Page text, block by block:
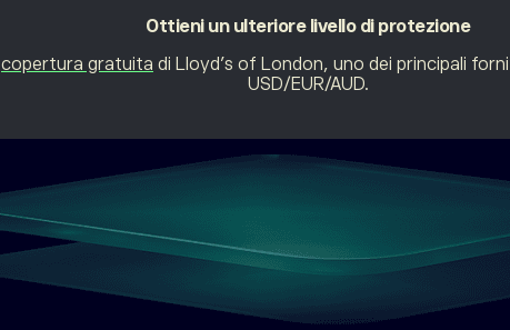
Ottieni un ulteriore livello di protezione
copertura gratuita di Lloyd’s of London, uno dei principali
USD/EUR/AUD.